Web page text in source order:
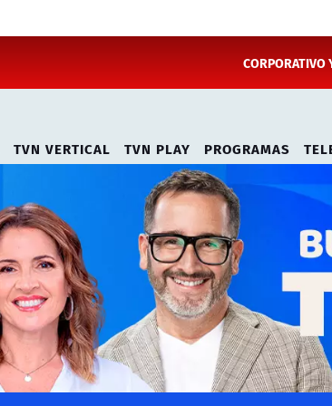
CORPORATIVO
TVN VERTICAL TVN PLAY PROGRAMAS